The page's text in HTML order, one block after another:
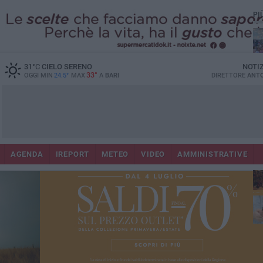
31 °CCIELO SERENO
OGGI MIN 24.5° MAX 33° A BARI DIRETTORE
AGENDA IREPORT METEO VIDEO AMMINISTRATIVE